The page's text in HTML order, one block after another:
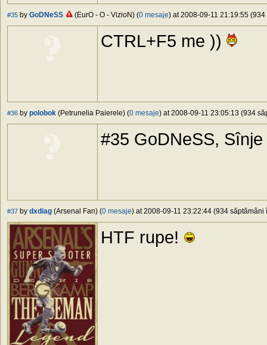
#35 by GoDNeSS (EurO - O - VizioN) (0 mesaje) at 2008-09-11 21:19:55
CTRL+F5 me ))
#36 by polobok (Petrunelia Paierele) (0 mesaje) at 2008-09-11 23:05:13 (934
#35 GoDNeSS,
#37 by dxdiag (Arsenal Fan) (0 mesaje) at 2008-09-11 23:22:44 (934 săptămâni
HTF rupe!